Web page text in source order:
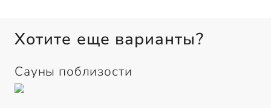
Хотите еще варианты?
Сауны поблизости